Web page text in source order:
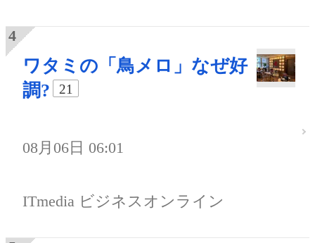
ワタミの「鳥メロ」なぜ好
調?
21
08月06日 06:01
ITmedia ビジネスオンライン